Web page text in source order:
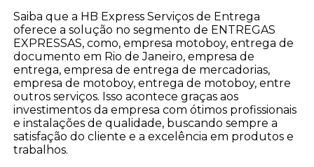
Saiba que a HB Express Serviços de Entrega
oferece a solução no segmento de ENTREGAS
EXPRESSAS, como, empresa motoboy, entrega de
documento em Rio de Janeiro, empresa de
entrega, empresa de entrega de mercadorias,
empresa de motoboy, entrega de motoboy, entre
outros serviços. Isso acontece graças aos
investimentos da empresa com ótimos profissionais
e instalações de qualidade, buscando sempre a
satisfação do cliente e a excelência em produtos e
trabalhos.